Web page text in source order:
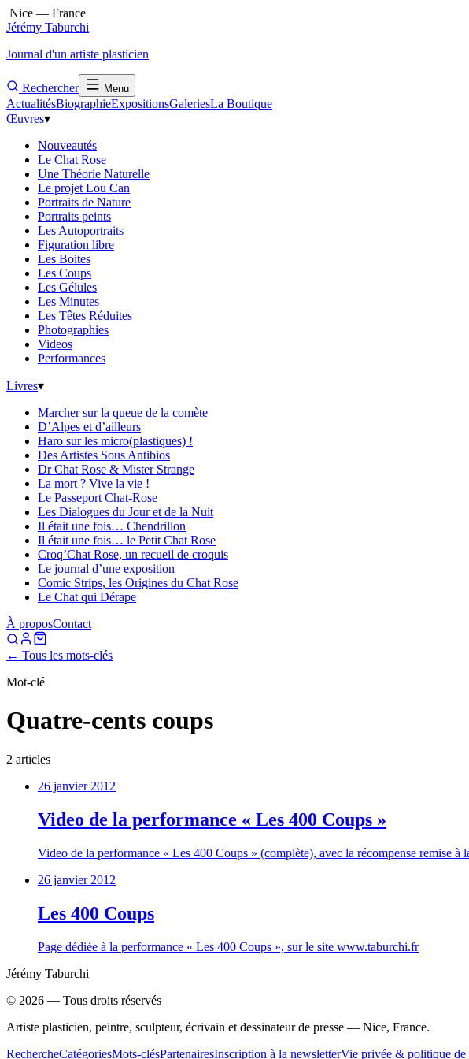
Nice — France
Jérémy Taburchi
Journal d'un artiste plasticien
Rechercher Menu
ActualitésBiographieExpositionsGaleriesLa Boutique
Œuvres▾
Nouveautés
Le Chat Rose
Une Théorie Naturelle
Le projet Lou Can
Portraits de Nature
Portraits peints
Les Autoportraits
Figuration libre
Les Boites
Les Coups
Les Gélules
Les Minutes
Les Têtes Réduites
Photographies
Videos
Performances
Livres▾
Marcher sur la queue de la comète
D’Alpes et d’ailleurs
Haro sur les micro(plastiques) !
Des Artistes Sous Antibios
Dr Chat Rose & Mister Strange
La mort ? Vive la vie !
Le Passeport Chat-Rose
Les Dialogues du Jour et de la Nuit
Il était une fois… Chendrillon
Il était une fois… le Petit Chat Rose
Croq’Chat Rose, un recueil de croquis
Le journal d’une exposition
Comic Strips, les Origines du Chat Rose
Le Chat qui Dérape
À proposContact
← Tous les mots-clés
Mot-clé
Quatre-cents coups
2 articles
26 janvier 2012
Video de la performance « Les 400 Coups »
Video de la performance « Les 400 Coups » (complète), avec la récompense remise à
26 janvier 2012
Les 400 Coups
Page dédiée à la performance « Les 400 Coups », sur le site www.taburchi.fr
Jérémy Taburchi
© 2026 — Tous droits réservés
Artiste plasticien, peintre, sculpteur, écrivain et dessinateur de presse — Nice, France.
RechercheCatégoriesMots-clésPartenairesInscription à la newsletterVie privée & politique de